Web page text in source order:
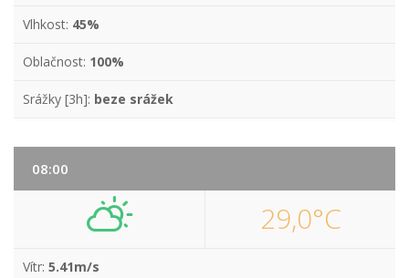
Vlhkost: 45%
Oblačnost: 100%
Srážky [3h]: beze srážek
08:00
29,0°C
Vítr: 5.41m/s